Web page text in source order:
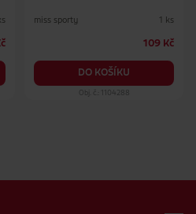
miss sporty 1 ks
109 Kč
DO KOŠÍKU
Obj. č.: 1104288